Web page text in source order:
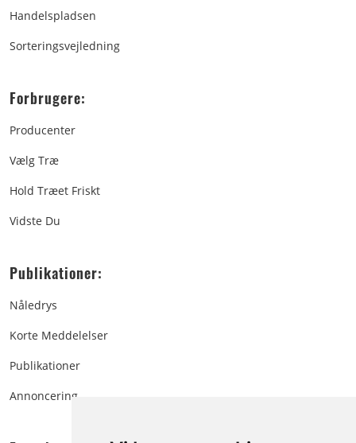
Handelspladsen
Sorteringsvejledning
Forbrugere:
Producenter
Vælg Træ
Hold Træet Friskt
Vidste Du
Publikationer:
Nåledrys
Korte Meddelelser
Publikationer
Annoncering